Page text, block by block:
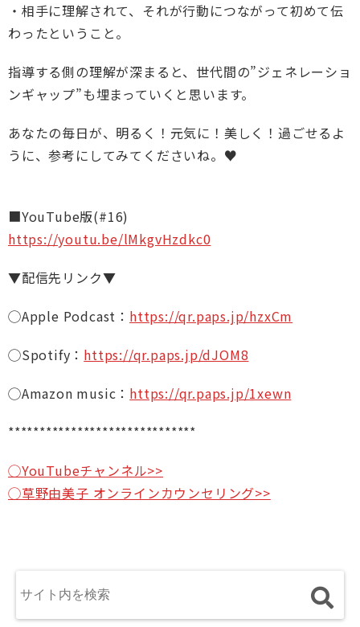
・相手に理解されて、それが行動につながって初めて伝
わったということ。
指導する側の理解が深まると、世代間の”ジェネレーショ
ンギャップ”も埋まっていくと思います。
あなたの毎日が、明るく！元気に！美しく！過ごせるよ
うに、参考にしてみてくださいね。♥
■YouTube版(#16)
https://youtu.be/lMkgvHzdkc0
▼配信先リンク▼
◯Apple Podcast： https://qr.paps.jp/hzxCm
◯Spotify： https://qr.paps.jp/dJOM8
◯Amazon music： https://qr.paps.jp/1xewn
******************************
◯YouTubeチャンネル>>
◯草野由美子 オンラインカウンセリング>>